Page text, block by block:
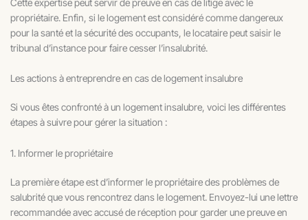
propriétaire. Enfin, si le logement est considéré comme dangereux
pour la santé et la sécurité des occupants, le locataire peut saisir le
tribunal d’instance pour faire cesser l’insalubrité.
Les actions à entreprendre en cas de logement insalubre
Si vous êtes confronté à un logement insalubre, voici les différentes
étapes à suivre pour gérer la situation :
1. Informer le propriétaire
La première étape est d’informer le propriétaire des problèmes de
salubrité que vous rencontrez dans le logement. Envoyez-lui une lettre
recommandée avec accusé de réception pour garder une preuve en